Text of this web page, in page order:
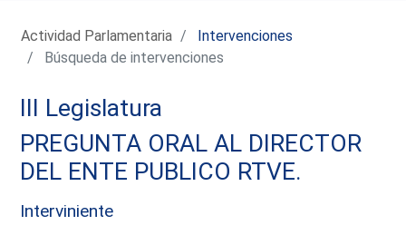
Actividad Parlamentaria
Intervenciones
Búsqueda de intervenciones
III Legislatura
PREGUNTA ORAL AL DIRECTOR
DEL ENTE PUBLICO RTVE.
Interviniente